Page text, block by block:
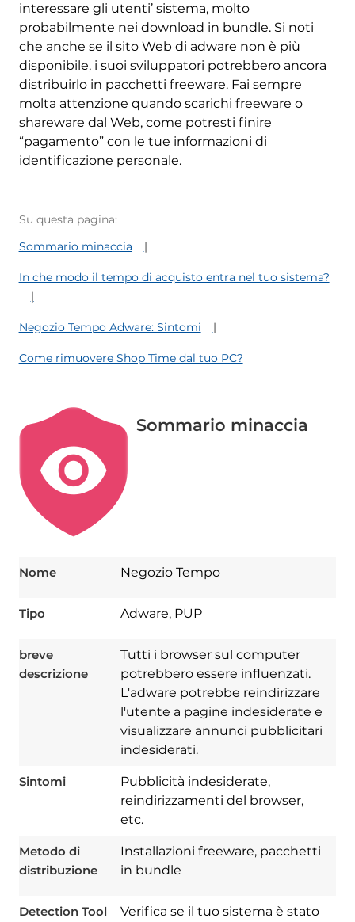
interessare gli utenti’ sistema, molto
probabilmente nei download in bundle. Si noti
che anche se il sito Web di adware non è più
disponibile, i suoi sviluppatori potrebbero ancora
distribuirlo in pacchetti freeware. Fai sempre
molta attenzione quando scarichi freeware o
shareware dal Web, come potresti finire
“pagamento” con le tue informazioni di
identificazione personale.
Su questa pagina:
Sommario minaccia
In che modo il tempo di acquisto entra nel tuo sistema?
Negozio Tempo Adware: Sintomi
Come rimuovere Shop Time dal tuo PC?
Sommario minaccia
Nome Negozio Tempo
Tipo Adware, PUP
breve
descrizione
Tutti i browser sul computer
potrebbero essere influenzati.
L'adware potrebbe reindirizzare
l'utente a pagine indesiderate e
visualizzare annunci pubblicitari
indesiderati.
Sintomi
Pubblicità indesiderate,
reindirizzamenti del browser,
etc.
Metodo di
distribuzione
Installazioni freeware, pacchetti
in bundle
Detection Tool
Verifica se il tuo sistema è stato
Download
Spy Hunter